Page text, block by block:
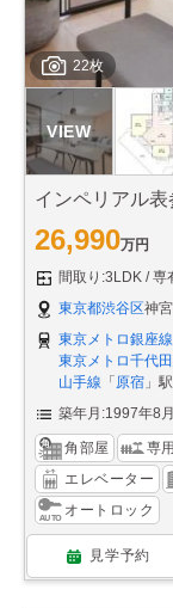
22枚
インペリアル表
26,990万円
間取り:3LDK
専
東京都渋谷区神
東京メトロ銀座線
東京メトロ千代
山手線 「 原宿 」
築年月:1997年8月
角部屋 専
エレベーター
オートロック
見学予約